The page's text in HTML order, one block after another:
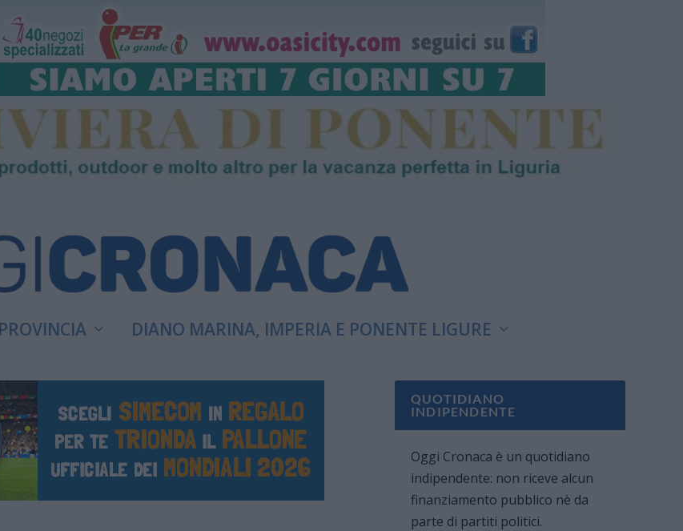
DIANO MARINA, IMPERIA E PONENTE LIGURE
QUOTIDIANO
INDIPENDENTE
Oggi Cronaca è un quotidiano
indipendente: non riceve alcun
finanziamento pubblico nè da
parte di partiti politici.